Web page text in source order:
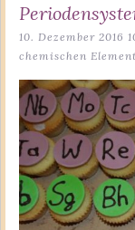
to
content
10. Dezember 2016
chemischen